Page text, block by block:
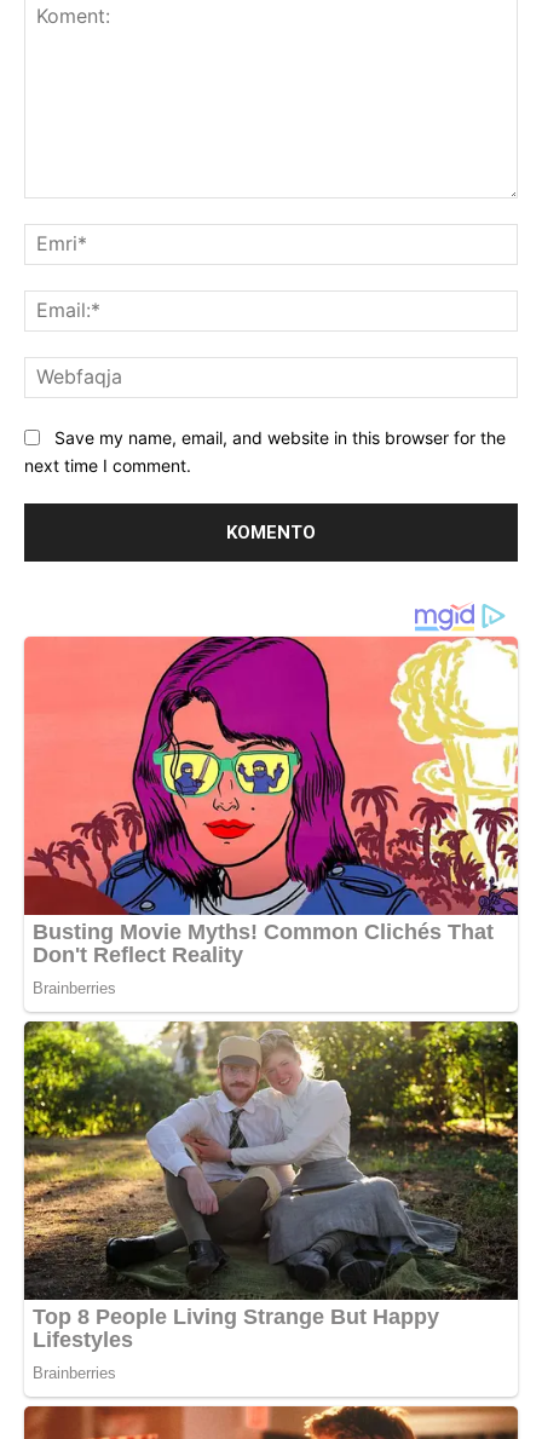
Save my name, email, and website in this browser for the
next time I comment.